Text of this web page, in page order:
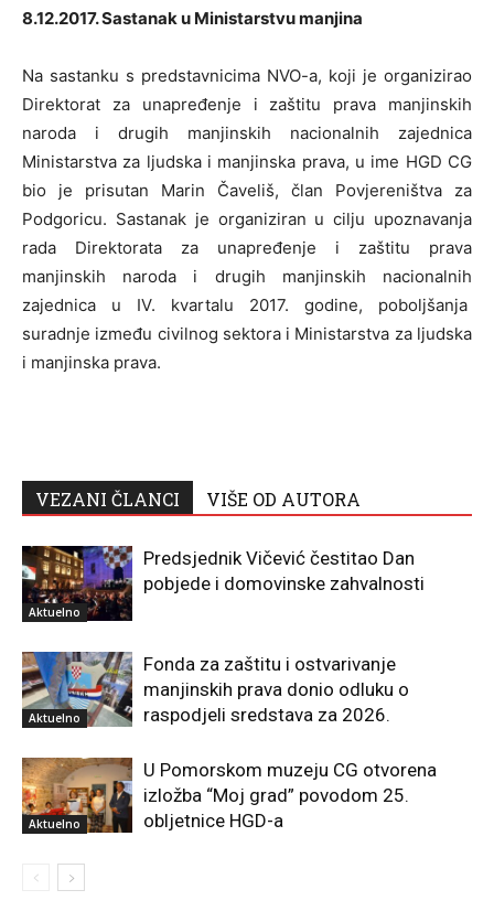
8.12.2017. Sastanak u Ministarstvu manjina
Na sastanku s predstavnicima NVO-a, koji je organizirao
Direktorat za unapređenje i zaštitu prava manjinskih
naroda i drugih manjinskih nacionalnih zajednica
Ministarstva za ljudska i manjinska prava, u ime HGD CG
bio je prisutan Marin Čaveliš, član Povjereništva za
Podgoricu. Sastanak je organiziran u cilju upoznavanja
rada Direktorata za unapređenje i zaštitu prava
manjinskih naroda i drugih manjinskih nacionalnih
zajednica u IV. kvartalu 2017. godine, poboljšanja
suradnje između civilnog sektora i Ministarstva za ljudska
i manjinska prava.
VEZANI ČLANCI VIŠE OD AUTORA
Aktuelno
Predsjednik Vičević čestitao Dan
pobjede i domovinske zahvalnosti
Aktuelno
Fonda za zaštitu i ostvarivanje
manjinskih prava donio odluku o
raspodjeli sredstava za 2026.
Aktuelno
U Pomorskom muzeju CG otvorena
izložba “Moj grad” povodom 25.
obljetnice HGD-a